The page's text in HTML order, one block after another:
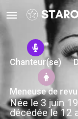
Chanteur(se)
Meneuse de
Née le 3 juin
décédée le 12